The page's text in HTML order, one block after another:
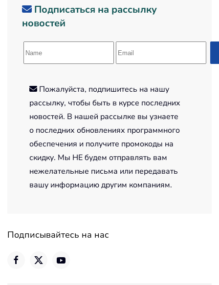
Подписаться на рассылку
новостей
Пожалуйста, подпишитесь на нашу
рассылку, чтобы быть в курсе последних
новостей. В нашей рассылке вы узнаете
о последних обновлениях программного
обеспечения и получите промокоды на
скидку. Мы НЕ будем отправлять вам
нежелательные письма или передавать
вашу информацию другим компаниям.
Подписывайтесь на нас